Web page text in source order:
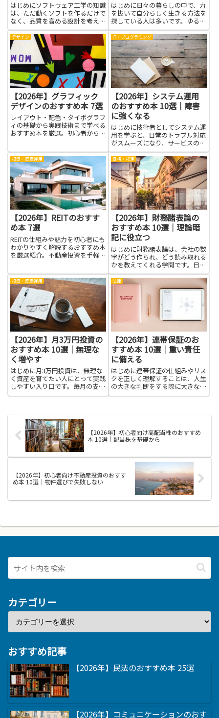
はじめにソフトウェア工学の知識
は、ただ動くソフトを作るだけで
なく、品質を高める設計を考える
力を育てます。本記事では、実務
で役立つ考え方を紹介する本を中
心に、読みやすい言葉で内容のポ
イントを伝えます。設計の原理や
パターン、テストの考え方、チ
ー...
はじめに日々の暮らしの中で、力
を抜いて自分らしく生きる方法を
探している人は多いです。ゆるく
生きるという考え方は、完璧を追
い求めず、今日の自分にできるこ
とを少しずつ積み重ねることから
始まります。気楽に続ける人生術
を学ぶと、朝の身支度が楽にな
り...
デザイン
【2026年】グラフィック
デザインのおすすめ本 7選
レイアウト・配色・タイポグラフ
ィの基礎から実践技術まで学べる
おすすめ本を厳選。初心者からプ
IT・プログラミング
【2026年】システム運用
のおすすめ本 10選｜障害
に強くなる
はじめに技術者としてシステム運
用を学ぶと、日常のトラブル対応
がスムーズになり、サービスの安
定さが高まります。この記事で
は、現場で役立つ知識をまとめた
本の読み方を紹介します。初心者
にも優しく、運用の基本から実務
で使える実例まで、無理なく取り
入...
投資・資産運用
【2026年】REITのおすす
め本 7選
REITの仕組みや魅力を初心者にも
わかりやすく解説するおすすめ本
を厳選紹介。不動産投資を手軽に
資格・検定
【2026年】財務諸表論の
おすすめ本 10選｜理論暗
記に役立つ
はじめに財務諸表論は、会社の数
字がどう作られ、どう読み取れる
かを教えてくれる学問です。日常
のニュースを見るときにも役立ち
ます。決算の要点をつかむ力がつ
き、財務状況を客観的に判断する
力が身につきます。この記事は、
そのテーマを学ぶ人にとって難
投資・資産運用
【2026年】月3万円投資の
おすすめ本 10選｜無理な
く増やす
はじめに月3万円投資は、無理な
く資産を育てたい人にとって実践
しやすい入り口です。毎月の支出
に大きな影響を与えない金額を定
やすくなります。無理なく増やす
という考え方は、生活の安定を
保...
法律
【2026年】連帯保証のお
すすめ本 10選｜重い責任
に備える
はじめに連帯保証の仕組みやリス
クを正しく理解することは、人生
の大きな判断をする際に大きな助
けになります。連帯保証によって
方、...
【2026年】初心者向け高配当株のおすすめ
本 10選｜配当株を基礎から
【2026年】初心者向け不動産投資のおすす
め本 10選｜物件選びで失敗しない
カテゴリー
おすすめ記事
【2026年】民法のおすすめ本 25選
【2026年】コミュニケーションのおす